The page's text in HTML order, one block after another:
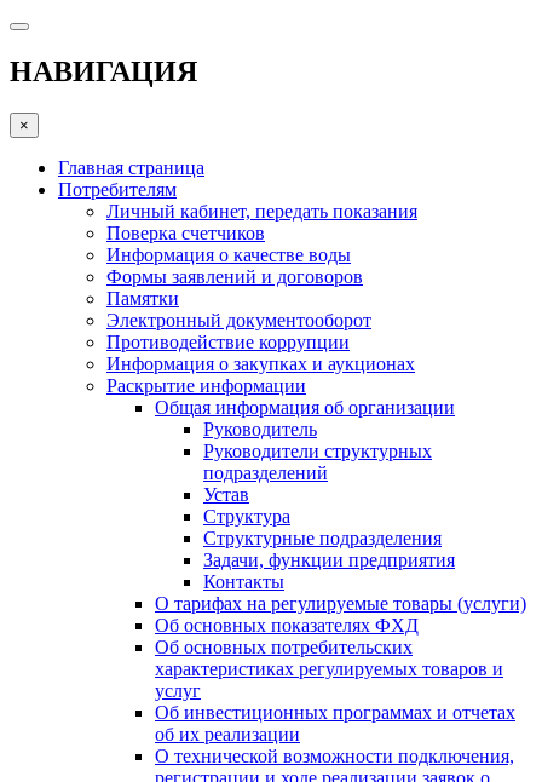
НАВИГАЦИЯ
×
Главная страница
Потребителям
Личный кабинет, передать показания
Поверка счетчиков
Информация о качестве воды
Формы заявлений и договоров
Памятки
Электронный документооборот
Противодействие коррупции
Информация о закупках и аукционах
Раскрытие информации
Общая информация об организации
Руководитель
Руководители структурных
подразделений
Устав
Структура
Структурные подразделения
Задачи, функции предприятия
Контакты
О тарифах на регулируемые товары (услуги)
Об основных показателях ФХД
Об основных потребительских
характеристиках регулируемых товаров и
услуг
Об инвестиционных программах и отчетах
об их реализации
О технической возможности подключения,
регистрации и ходе реализации заявок о